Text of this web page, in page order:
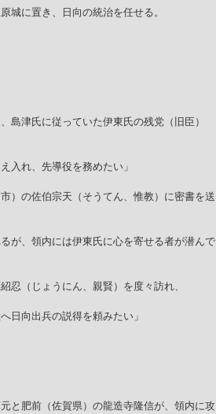
城に置き、日向の統治を任せる。
島津氏に従っていた伊東氏の残党（旧臣）
入れ、先導役を務めたい」
）の佐伯宗天（そうてん、惟教）に密書を送
が、領内には伊東氏に心を寄せる者が潜んで
忍（じょうにん、親賢）を度々訪れ、
日向出兵の説得を頼みたい」
と肥前（佐賀県）の龍造寺隆信が、領内に攻